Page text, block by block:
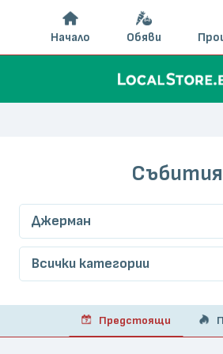
Събития
Джерман
Всички категории
Предстоящи
Начало Обяви